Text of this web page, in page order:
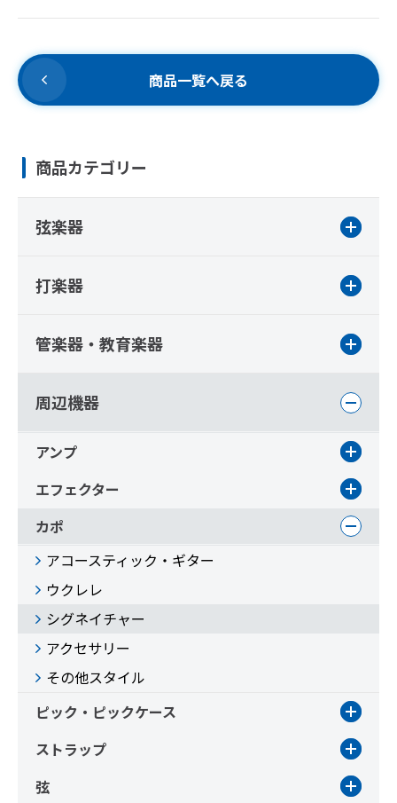
商品一覧へ戻る
商品カテゴリー
弦楽器
打楽器
管楽器・教育楽器
周辺機器
アンプ
エフェクター
カポ
アコースティック・ギター
ウクレレ
シグネイチャー
アクセサリー
その他スタイル
ピック・ピックケース
ストラップ
弦